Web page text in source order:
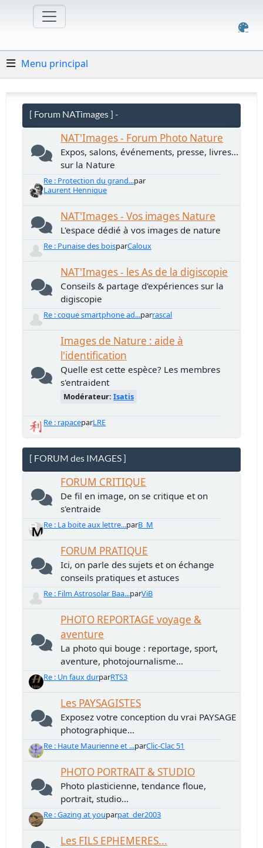
Menu principal
[ Forum NATimages ] -
NAT'Images - Forum Photo Nature
Expos, salons, événements, presse, livres...
sur la Nature
Re : Protection du grand...par
Laurent Hennique
NAT'Images - Vos images Nature
L'espace dédié à vos images de nature
Re : Punaise des boisparCaloux
NAT'Images - les As de la digiscopie
Conseils & partage d'expériences sur la
digiscopie
Re : coque smartphone ad...parrascal
Images de Nature : aide à
l'identification
Quelle est cette espèce? Les membres
s'entraident
Modérateur:Isatis
Re : rapaceparLRE
[ FORUM des IMAGES ]
FORUM CRITIQUE
De fil en image, on se critique et on
s'entraide
Re : La boite aux lettre...parB_M
FORUM PRATIQUE
Ici, on parle des sujets et on échange
conseils pratiques et astuces
Re : Film Astrosolar Baa...parViB
PHOTO REPORTAGE voyage &
aventure
La photo qui bouge : reportage, sport,
aventure, photojournalisme...
Re : Un faux durparRTS3
Les PAYSAGISTES
Exposez votre conception du vrai PAYSAGE
photographique...
Re : Haute Maurienne et ...parClic-Clac 51
PHOTO PORTRAIT & STUDIO
Photo plasticienne, tendance floue,
portrait, studio...
Re : Gazing at youparpat_der2003
Les FILS EPHEMERES...